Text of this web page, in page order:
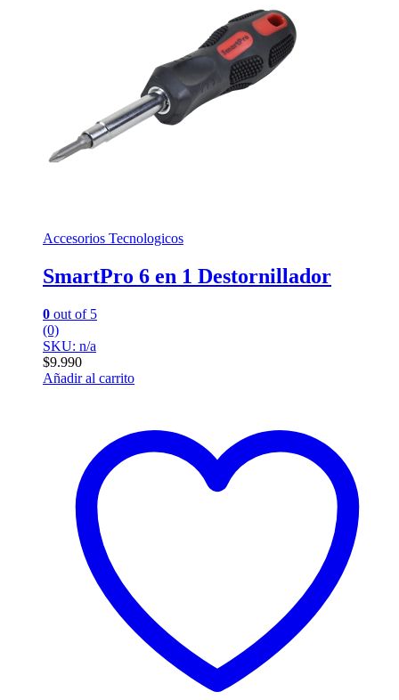
Accesorios Tecnologicos
SmartPro 6 en 1 Destornillador
0 out of 5
(0)
SKU: n/a
$9.990
Añadir al carrito